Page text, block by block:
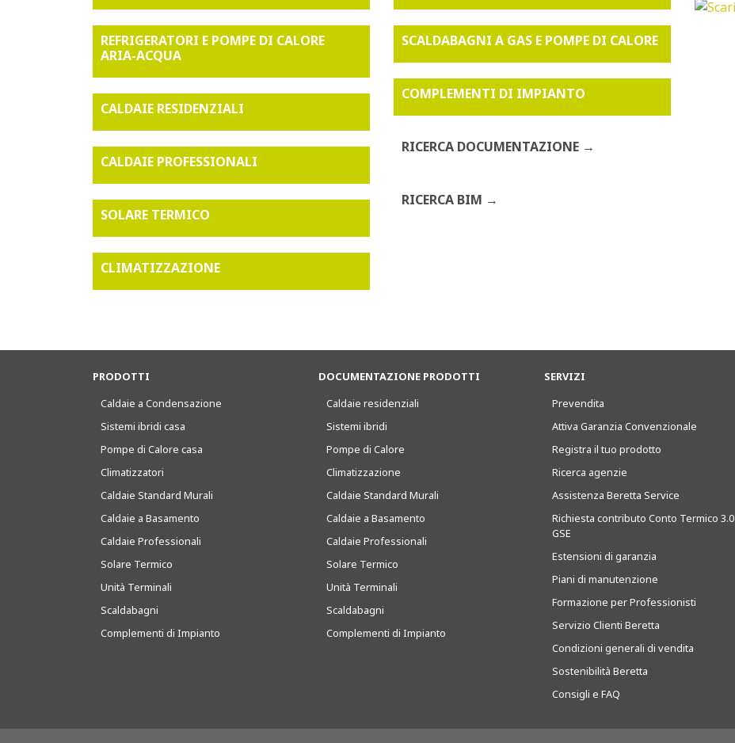
REFRIGERATORI E POMPE DI CALORE
ARIA-ACQUA
CALDAIE RESIDENZIALI
CALDAIE PROFESSIONALI
SOLARE TERMICO
CLIMATIZZAZIONE
SCALDABAGNI A GAS E POMPE DI CALORE
COMPLEMENTI DI IMPIANTO
RICERCA DOCUMENTAZIONE
RICERCA BIM
PRODOTTI
Caldaie a Condensazione
Sistemi ibridi casa
Pompe di Calore casa
Climatizzatori
Caldaie Standard Murali
Caldaie a Basamento
Caldaie Professionali
Solare Termico
Unità Terminali
Scaldabagni
Complementi di Impianto
DOCUMENTAZIONE PRODOTTI
Caldaie residenziali
Sistemi ibridi
Pompe di Calore
Climatizzazione
Caldaie Standard Murali
Caldaie a Basamento
Caldaie Professionali
Solare Termico
Unità Terminali
Scaldabagni
Complementi di Impianto
SERVIZI
Prevendita
Attiva Garanzia Convenzionale
Registra il tuo prodotto
Ricerca agenzie
Assistenza Beretta Service
Richiesta contributo Conto Termico 3.0
GSE
Estensioni di garanzia
Piani di manutenzione
Formazione per Professionisti
Servizio Clienti Beretta
Condizioni generali di vendita
Sostenibilità Beretta
Consigli e FAQ